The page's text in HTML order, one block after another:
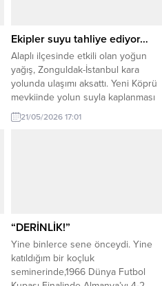
Ekipler suyu tahliye ediyor…
Alaplı ilçesinde etkili olan yoğun
yağış, Zonguldak-İstanbul kara
yolunda ulaşımı aksattı. Yeni Köprü
mevkiinde yolun suyla kaplanması
nedeniyle araçlar ilerlemekte
güçlük çekerken, bölgede uzun
olumsuz...
21/05/2026 17:01
“DERİNLİK!”
Yine binlerce sene önceydi. Yine
katıldığım bir koçluk
seminerinde,1966 Dünya Futbol